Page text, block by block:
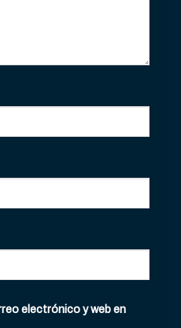
electrónico y web en